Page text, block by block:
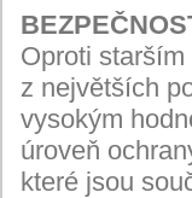
Oproti
z největších
vysokým
úroveň
které jsou